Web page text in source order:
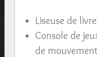
Liseuse de
Console de
de